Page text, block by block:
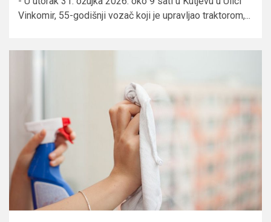
Vinkomir, 55-godišnji vozač koji je upravljao traktorom,...